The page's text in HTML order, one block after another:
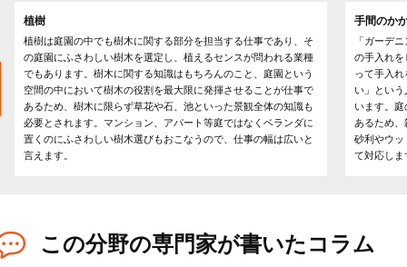
植樹
植樹は庭園の中でも樹木に関する部分を担当する仕事であり、そ
の庭園にふさわしい樹木を選定し、植えるセンスが問われる業種
でもあります。樹木に関する知識はもちろんのこと、庭園という
空間の中において樹木の役割を最大限に発揮させることが仕事で
あるため、樹木に限らず草花や石、池といった景観全体の知識も
必要とされます。マンション、アパート等庭ではなくベランダに
置くのにふさわしい樹木選びもおこなうので、仕事の幅は広いと
言えます。
手間のか
「ガーデ
の手入れを
って手入
い」とい
います。
あるため
砂利やウッ
て対応しま
この分野の専門家が書いたコラム